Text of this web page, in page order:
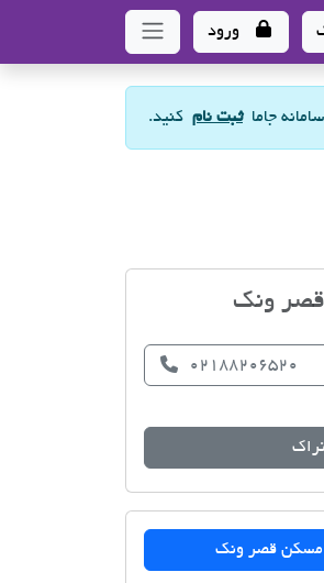
ورود
جاماثبت نام کنید.
ونک
02188206520
مسکن قصر ونک